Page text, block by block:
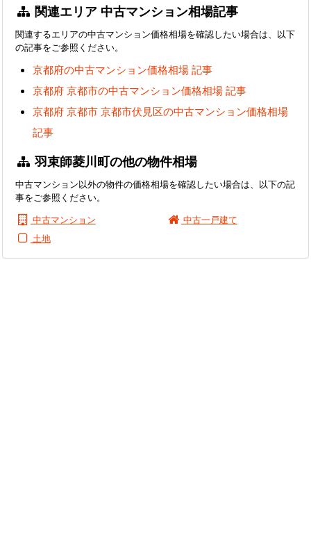
関連エリア 中古マンション相場記事
関連するエリアの中古マンション価格相場を確認したい場合は、以下
の記事をご参照ください。
京都府の中古マンション価格相場 記事
京都府 京都市の中古マンション価格相場 記事
京都府 京都市 京都市伏見区の中古マンション価格相場
記事
羽束師菱川町の他の物件相場
中古マンション以外の物件の価格相場を確認したい場合は、以下の記
事をご参照ください。
中古マンション
中古一戸建て
土地